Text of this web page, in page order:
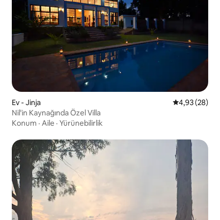
Ev - Jinja 5 üzerinden
4,93 (28)
Nil'in Kaynağında Özel Villa
Konum · Aile · Yürünebilirlik